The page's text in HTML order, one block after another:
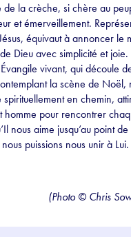
de la crèche, si chère au
et émerveillement.
équivaut à annoncer le
Dieu avec simplicité et
vivant, qui découle
la scène de Noël,
en chemin,
homme pour rencontrer
nous aime jusqu’au point de
puissions nous unir à Lui.
(Photo © Chris